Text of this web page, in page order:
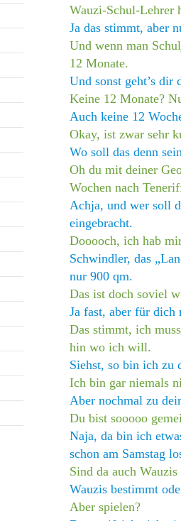
Wauzi-Schul-Lehrer
Ja das stimmt, aber
Und wenn man
12 Monate.
Und sonst geht’s dir
Keine 12 Monate?
Auch keine 12
Okay, ist zwar sehr
Wo soll das denn
Oh du mit deiner
Wochen nach
Achja, und wer soll
eingebracht.
Dooooch, ich hab
Schwindler, das
nur 900 qm.
Das ist doch soviel
Ja fast, aber für dich
Das stimmt, ich
hin wo ich will.
Siehst, so bin ich zu
Ich bin gar niemals
Aber nochmal zu
Du bist sooooo
Naja, da bin ich
schon am Samstag
Sind da auch
Wauzis bestimmt
Aber spielen?